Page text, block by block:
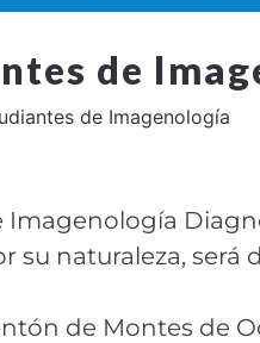
de
de Imagenología
su naturaleza,
de Montes de